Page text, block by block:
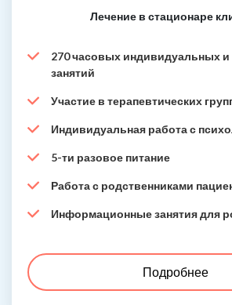
Лечение в стационаре
270 часовых индивидуальных
занятий
Участие в терапевтических
Индивидуальная работа с
5-ти разовое питание
Работа с родственниками
Информационные занятия для
Подробнее